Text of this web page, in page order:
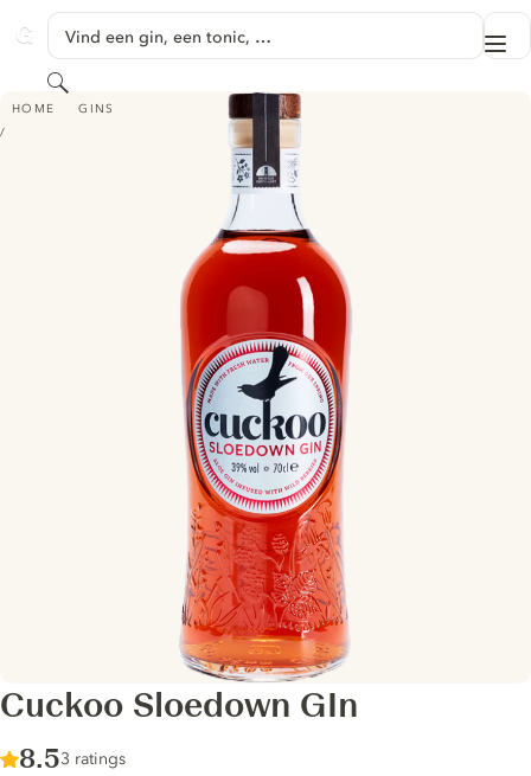
GINVENTORY
Vind een gin, een tonic, …
Zoeken
HOME GINS
CUCKOO SLOEDOWN GIN
Cuckoo Sloedown GIn
Score :
8.5/ 10
3 ratings